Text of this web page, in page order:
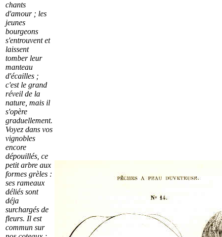
chants
d'amour ; les
jeunes
bourgeons
s'entrouvent et
laissent
tomber leur
manteau
d'écailles ;
c'est le grand
réveil de la
nature, mais il
s'opère
graduellement.
Voyez dans vos
vignobles
encore
dépouillés, ce
petit arbre aux
formes grèles :
ses rameaux
déliés sont
déja
surchargés de
fleurs. Il est
commun sur